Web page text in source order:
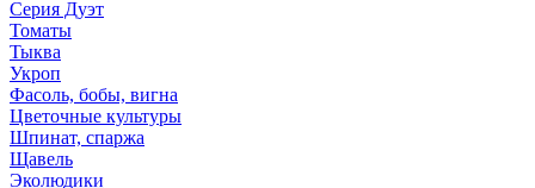
Серия Дуэт
Томаты
Тыква
Укроп
Фасоль, бобы, вигна
Цветочные культуры
Шпинат, спаржа
Щавель
Эколюдики